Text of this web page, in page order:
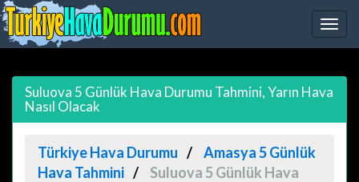
Suluova 5 Günlük Hava Durumu Tahmini, Yarın Hava
Nasıl Olacak
Türkiye Hava Durumu
Amasya 5 Günlük
Hava Tahmini
Suluova 5 Günlük Hava